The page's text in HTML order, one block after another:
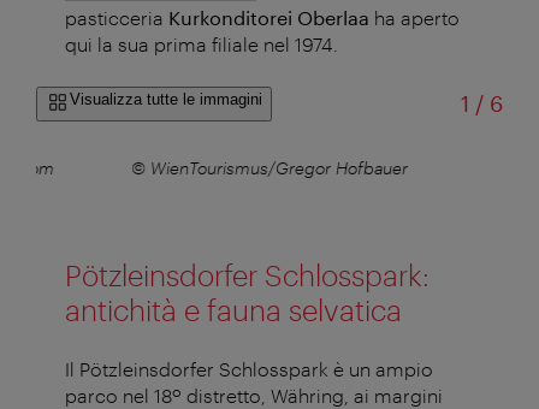
pasticceria Kurkonditorei Oberlaa ha aperto
qui la sua prima filiale nel 1974.
Visualizza tutte le immagini 1 /di
6
© WienTourismus/Gregor Hofbauer
Pötzleinsdorfer Schlosspark:
antichità e fauna selvatica
Il Pötzleinsdorfer Schlosspark è un ampio
parco nel 18º distretto, Währing, ai margini